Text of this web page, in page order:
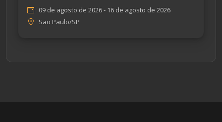
Empreendedorismo
09 de agosto de 2026 - 16 de agosto de 2026
São Paulo/SP